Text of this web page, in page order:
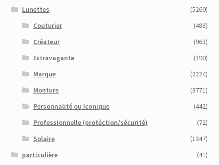
Lunettes
(5260)
Couturier
(488)
Créateur
(963)
Extravagante
(190)
Marque
(2224)
Monture
(3771)
Personnalité ou Iconique
(442)
Professionnelle (protéction/sécurité)
(72)
Solaire
(1347)
particulière
(41)